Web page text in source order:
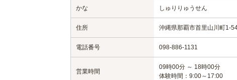
かな しゅりりゅうせん
住所 沖縄県那覇市首里山川町1-
電話番号 098-886-1131
営業時間
09時00分 ～ 18時00分
体験時間：9:00～17:00